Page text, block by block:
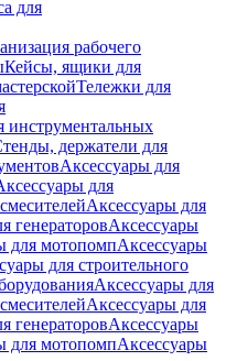
для
рабочего
Кейсы, ящики для
Тележки для
держатели для
Аксессуары для
для
Аксессуары для
генераторовАксессуары
для мотопомпАксессуары
для строительного
Аксессуары для
Аксессуары для
генераторовАксессуары
для мотопомпАксессуары